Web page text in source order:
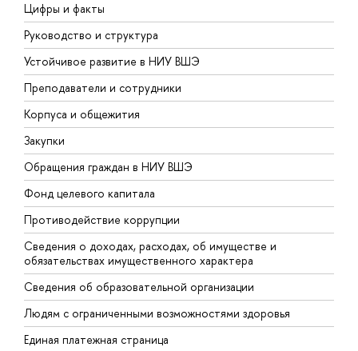
Цифры и факты
Руководство и структура
Устойчивое развитие в НИУ ВШЭ
Преподаватели и сотрудники
Корпуса и общежития
Закупки
Обращения граждан в НИУ ВШЭ
Фонд целевого капитала
Противодействие коррупции
Сведения о доходах, расходах, об имуществе и
обязательствах имущественного характера
Сведения об образовательной организации
Людям с ограниченными возможностями здоровья
Единая платежная страница